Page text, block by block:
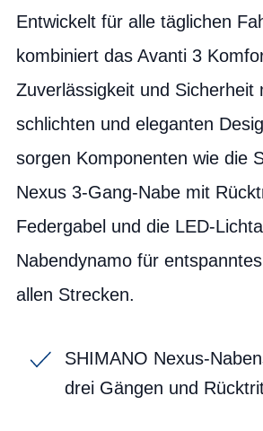
Entwickelt für alle täglichen
kombiniert das Avanti 3
Zuverlässigkeit und Sicherheit
schlichten und eleganten
sorgen Komponenten wie die
Nexus 3-Gang-Nabe mit
Federgabel und die LED-
Nabendynamo für
allen Strecken.
SHIMANO Nexus-
drei Gängen und